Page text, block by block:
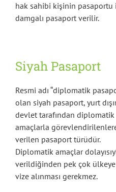
hak sahibi kişinin pasaportu
damgalı pasaport verilir.
Siyah Pasaport
Resmi adı “diplomatik
olan siyah pasaport, yurt
devlet tarafından diplomatik
amaçlarla
verilen pasaport türüdür.
Diplomatik amaçlar
verildiğinden pek çok ülkeye
vize alınması gerekmez.